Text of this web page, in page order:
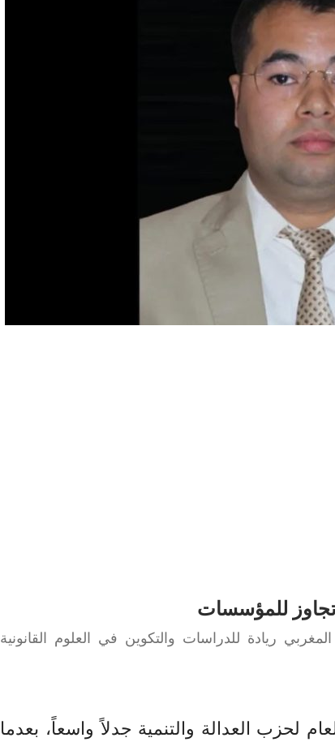
للمؤسسات
ريادة للدراسات والتكوين في العلوم القانونية
لحزب العدالة والتنمية جدلاً واسعاً، بعدما